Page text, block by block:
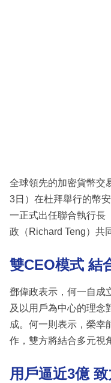
區
全球領先的加密貨幣交
3日）在杜拜舉行的幣
一正式出任聯合執行長
政（Richard Teng）共
雙CEO模式 結
鄧偉政表示，何一自成
及以用戶為中心的理念
成。何一則表示，榮幸
作，雙方將結合多元視
用戶逼近3億